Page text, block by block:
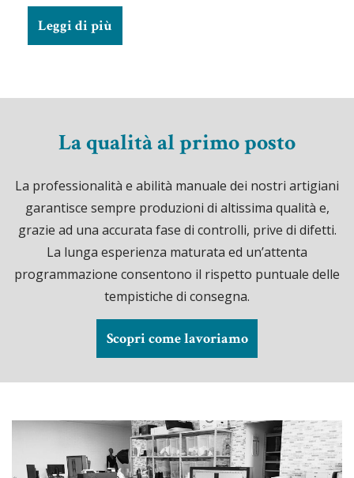
Leggi di più
La qualità al primo posto
La professionalità e abilità manuale dei nostri artigiani
garantisce sempre produzioni di altissima qualità e,
grazie ad una accurata fase di controlli, prive di difetti.
La lunga esperienza maturata ed un’attenta
programmazione consentono il rispetto puntuale delle
tempistiche di consegna.
Scopri come lavoriamo